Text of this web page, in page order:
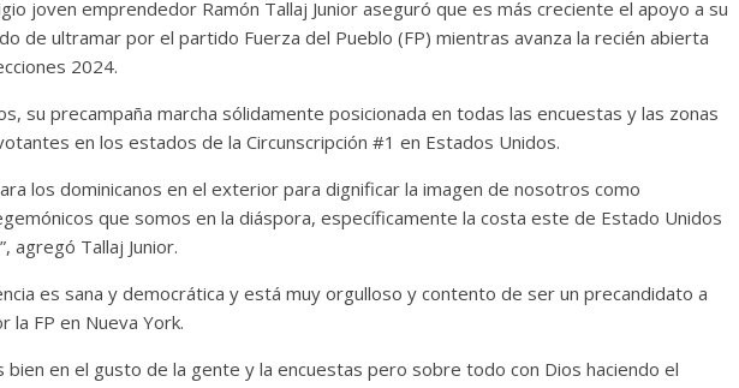
joven emprendedor Ramón Tallaj Junior aseguró que es más creciente el apoyo a su
de ultramar por el partido Fuerza del Pueblo (FP) mientras avanza la recién abierta
2024.
su precampaña marcha sólidamente posicionada en todas las encuestas y las zonas
en los estados de la Circunscripción #1 en Estados Unidos.
los dominicanos en el exterior para dignificar la imagen de nosotros como
que somos en la diáspora, específicamente la costa este de Estado Unidos
agregó Tallaj Junior.
es sana y democrática y está muy orgulloso y contento de ser un precandidato a
la FP en Nueva York.
bien en el gusto de la gente y la encuestas pero sobre todo con Dios haciendo el